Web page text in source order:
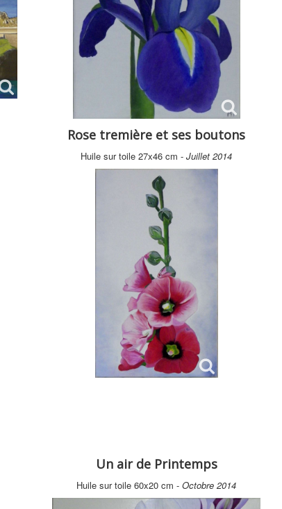
Rose tremière et ses boutons
Huile sur toile 27x46 cm - Juillet 2014
Un air de Printemps
Huile sur toile 60x20 cm - Octobre 2014